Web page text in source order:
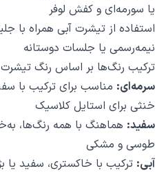
یا سورمه‌ای و کفش لوفر
استفاده از تیشرت آبی همراه با
نیمه‌رسمی یا جلسات دوستانه
ترکیب رنگ‌ها بر اساس رنگ تیشرت
سرمه‌ای: مناسب برای ترکیب با
خنثی برای استایل کلاسیک
سفید: هماهنگ با همه رنگ‌ها،
طوسی و مشکی
آبی: ترکیب با خاکستری، سفید یا